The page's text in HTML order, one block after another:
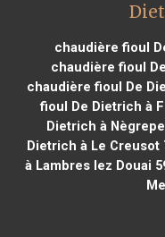
chaudière fioul
chaudière fioul
chaudière fioul De
fioul De Dietrich à
Dietrich à
Dietrich à Le Creusot
à Lambres lez Douai